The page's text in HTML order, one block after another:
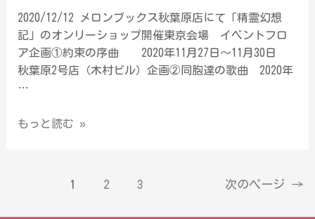
2020/12/12 メロンブックス秋葉原店にて「精霊幻想
記」のオンリーショップ開催東京会場 イベントフロ
ア企画①約束の序曲 2020年11月27日～11月30日
秋葉原2号店（木村ビル）企画②同胞達の歌曲 2020年
…
もっと読む »
1 2 3 次のページ →